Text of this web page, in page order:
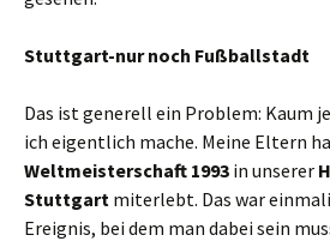
Stuttgart-nur noch Fußballstadt
Das ist generell ein Problem: Kaum
ich eigentlich mache. Meine Eltern
Weltmeisterschaft 1993 in unserer
Stuttgart miterlebt. Das war
Ereignis, bei dem man dabei sein